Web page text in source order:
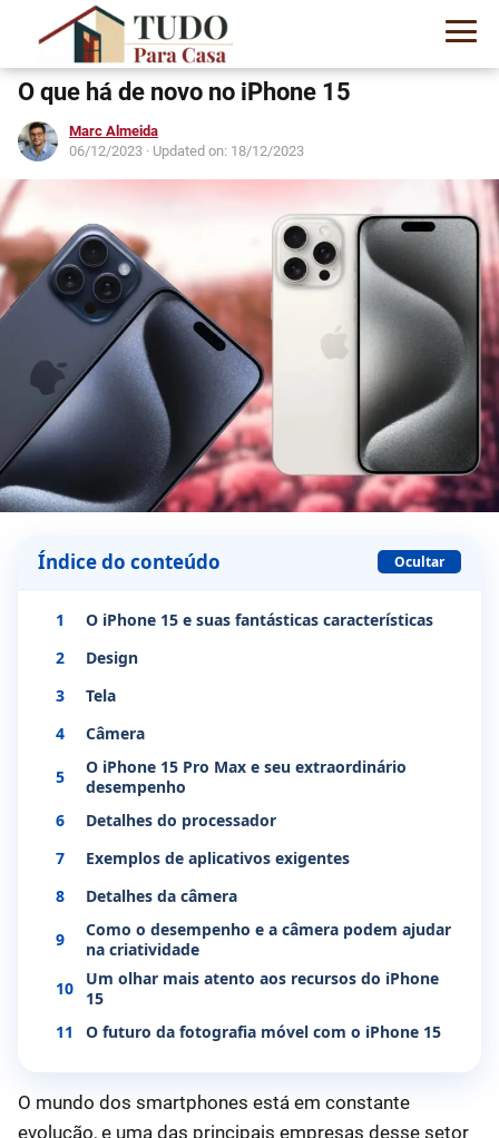
O que há de novo no iPhone 15
Marc Almeida
06/12/2023 · Updated on: 18/12/2023
Índice do conteúdo Ocultar
1
O iPhone 15 e suas fantásticas características
2
Design
3
Tela
4
Câmera
5
O iPhone 15 Pro Max e seu extraordinário
desempenho
6
Detalhes do processador
7
Exemplos de aplicativos exigentes
8
Detalhes da câmera
9
Como o desempenho e a câmera podem ajudar
na criatividade
10
Um olhar mais atento aos recursos do iPhone
15
11
O futuro da fotografia móvel com o iPhone 15
O mundo dos smartphones está em constante
evolução, e uma das principais empresas desse setor